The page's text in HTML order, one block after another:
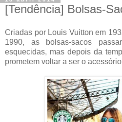
[Tendência] Bolsas-
Criadas por Louis Vuitton em
1990, as bolsas-sacos
esquecidas, mas depois da
prometem voltar a ser o